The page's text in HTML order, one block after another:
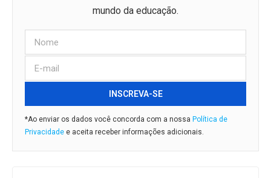
mundo da educação.
INSCREVA-SE
*Ao enviar os dados você concorda com a nossa Política de
Privacidade e aceita receber informações adicionais.